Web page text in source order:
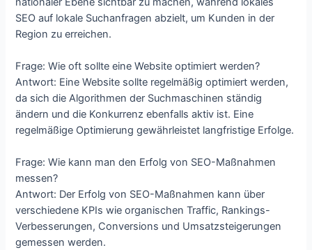
SEO auf lokale Suchanfragen abzielt, um Kunden in der
Region zu erreichen.
Frage: Wie oft sollte eine Website optimiert werden?
Antwort: Eine Website sollte regelmäßig optimiert werden,
da sich die Algorithmen der Suchmaschinen ständig
ändern und die Konkurrenz ebenfalls aktiv ist. Eine
regelmäßige Optimierung gewährleistet langfristige Erfolge.
Frage: Wie kann man den Erfolg von SEO-Maßnahmen
messen?
Antwort: Der Erfolg von SEO-Maßnahmen kann über
verschiedene KPIs wie organischen Traffic, Rankings-
Verbesserungen, Conversions und Umsatzsteigerungen
gemessen werden.